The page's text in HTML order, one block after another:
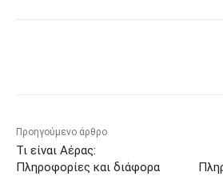
Προηγούμενο άρθρο
Τι είναι Αέρας:
Πληροφορίες και διάφορα